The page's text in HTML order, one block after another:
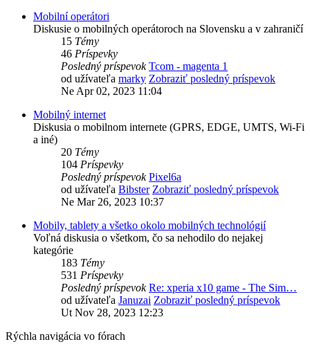
Mobilní operátori
Diskusie o mobilných operátoroch na Slovensku a v zahraničí
15 Témy
46 Príspevky
Posledný príspevok Tcom - magenta 1
od užívateľa marky Zobraziť posledný príspevok
Ne Apr 02, 2023 11:04
Mobilný internet
Diskusia o mobilnom internete (GPRS, EDGE, UMTS, Wi-Fi
a iné)
20 Témy
104 Príspevky
Posledný príspevok Pixel6a
od užívateľa Bibster Zobraziť posledný príspevok
Ne Mar 26, 2023 10:37
Mobily, tablety a všetko okolo mobilných technológií
Voľná diskusia o všetkom, čo sa nehodilo do nejakej
kategórie
183 Témy
531 Príspevky
Posledný príspevok Re: xperia x10 game - The Sim…
od užívateľa Januzai Zobraziť posledný príspevok
Ut Nov 28, 2023 12:23
Rýchla navigácia vo fórach